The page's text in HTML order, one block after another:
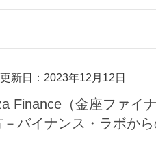
新日：2023年12月12日
Finance（金座ファイ
－バイナンス・ラボか